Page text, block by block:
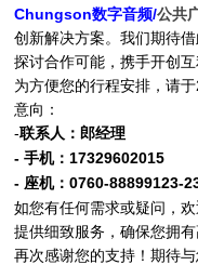
Chungson数字音频/公共
创新解决方案。我们期待
探讨合作可能，携手开创
为方便您的行程安排，请
意向：
-联系人： 郎经理
-手机： 17329602015
- 座机：0760-88899123-
如您有任何需求或疑问，
提供细致服务，确保您拥
再次感谢您的支持！期待